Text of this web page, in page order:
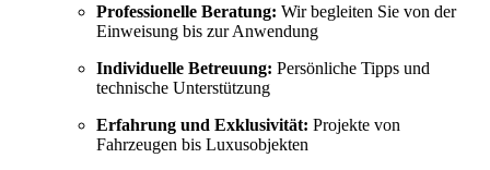
Professionelle Beratung: Wir begleiten Sie von der
Einweisung bis zur Anwendung
Individuelle Betreuung: Persönliche Tipps und
technische Unterstützung
Erfahrung und Exklusivität: Projekte von
Fahrzeugen bis Luxusobjekten